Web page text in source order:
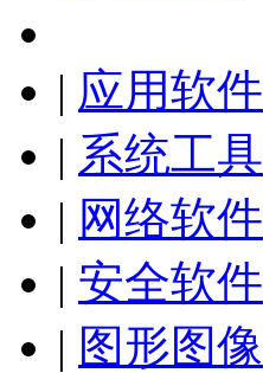
| 应用软件
| 系统工具
| 网络软件
| 安全软件
| 图形图像